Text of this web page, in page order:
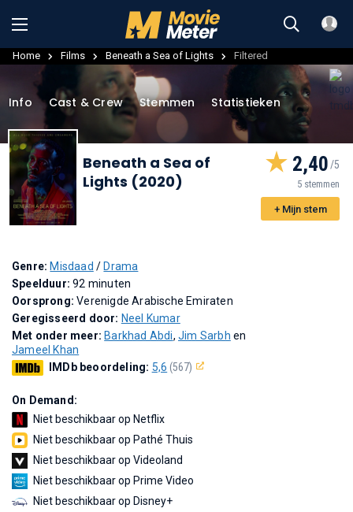
Home Films Beneath a Sea of Lights Filtered
Info Cast & Crew Stemmen Statistieken
Beneath a Sea of
Lights (2020)
2,40
5 stemmen
+ Mijn stem
Genre: Misdaad / Drama
Speelduur:92 minuten
Oorsprong:Verenigde Arabische Emiraten
Geregisseerd door: Neel Kumar
Met onder meer: Barkhad Abdi,Jim Sarbh en
Jameel Khan
IMDb beoordeling: 5,6 (567)
On Demand:
Niet beschikbaar op Netflix
Niet beschikbaar op Pathé Thuis
Niet beschikbaar op Videoland
Niet beschikbaar op Prime Video
Niet beschikbaar op Disney+